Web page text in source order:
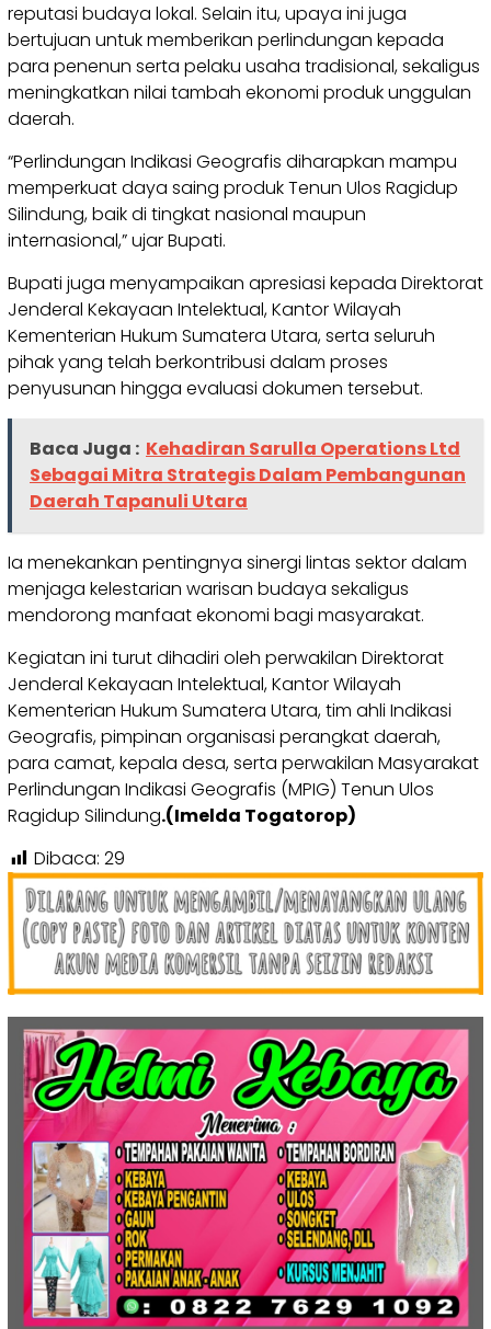
reputasi budaya lokal. Selain itu, upaya ini juga
bertujuan untuk memberikan perlindungan kepada
para penenun serta pelaku usaha tradisional, sekaligus
meningkatkan nilai tambah ekonomi produk unggulan
daerah.
“Perlindungan Indikasi Geografis diharapkan mampu
memperkuat daya saing produk Tenun Ulos Ragidup
Silindung, baik di tingkat nasional maupun
internasional,” ujar Bupati.
Bupati juga menyampaikan apresiasi kepada Direktorat
Jenderal Kekayaan Intelektual, Kantor Wilayah
Kementerian Hukum Sumatera Utara, serta seluruh
pihak yang telah berkontribusi dalam proses
penyusunan hingga evaluasi dokumen tersebut.
Baca Juga : Kehadiran Sarulla Operations Ltd
Sebagai Mitra Strategis Dalam Pembangunan
Daerah Tapanuli Utara
Ia menekankan pentingnya sinergi lintas sektor dalam
menjaga kelestarian warisan budaya sekaligus
mendorong manfaat ekonomi bagi masyarakat.
Kegiatan ini turut dihadiri oleh perwakilan Direktorat
Jenderal Kekayaan Intelektual, Kantor Wilayah
Kementerian Hukum Sumatera Utara, tim ahli Indikasi
Geografis, pimpinan organisasi perangkat daerah,
para camat, kepala desa, serta perwakilan Masyarakat
Perlindungan Indikasi Geografis (MPIG) Tenun Ulos
Ragidup Silindung.(Imelda Togatorop)
Dibaca: 29